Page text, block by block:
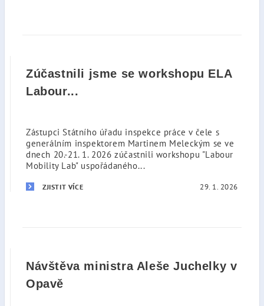
Zúčastnili jsme se workshopu ELA
Labour...
Zástupci Státního úřadu inspekce práce v čele s
generálním inspektorem Martinem Meleckým se ve
dnech 20.-21. 1. 2026 zúčastnili workshopu "Labour
Mobility Lab" uspořádaného...
ZJISTIT VÍCE 29. 1. 2026
Návštěva ministra Aleše Juchelky v
Opavě